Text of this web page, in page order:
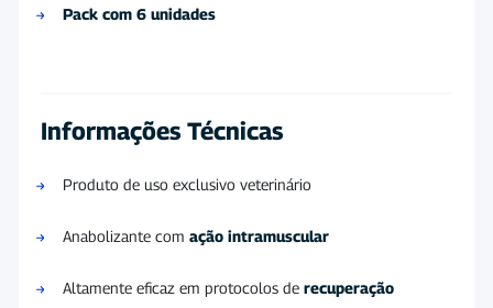
Pack com 6 unidades
Informações Técnicas
Produto de uso exclusivo veterinário
Anabolizante com ação intramuscular
Altamente eficaz em protocolos de recuperação